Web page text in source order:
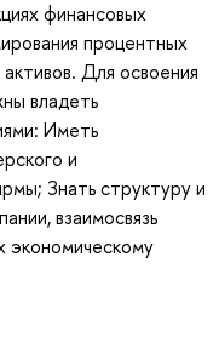
финансовых
процентных
Для освоения
владеть
Иметь
и
Знать структуру и
взаимосвязь
экономическому